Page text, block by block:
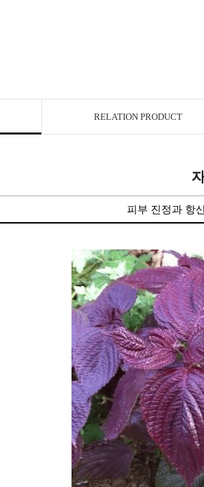
RELATION PRODUCT
피부 진정과 항